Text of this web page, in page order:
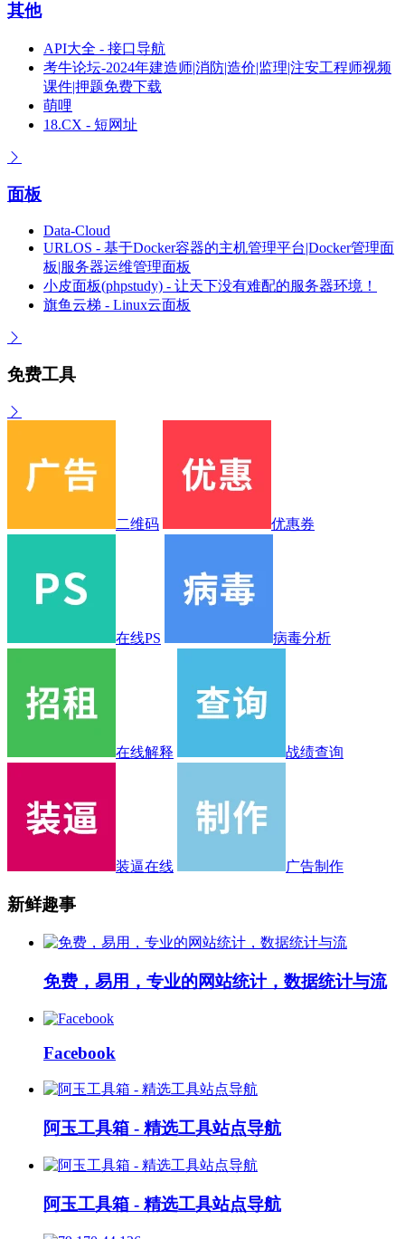
其他
API大全 - 接口导航
考牛论坛-2024年建造师|消防|造价|监理|注安工程师视频
课件|押题免费下载
萌哩
18.CX - 短网址
面板
Data-Cloud
URLOS - 基于Docker容器的主机管理平台|Docker管理面
板|服务器运维管理面板
小皮面板(phpstudy) - 让天下没有难配的服务器环境！
旗鱼云梯 - Linux云面板
免费工具
二维码 优惠券
在线PS 病毒分析
在线解释 战绩查询
装逼在线 广告制作
新鲜趣事
免费，易用，专业的网站统计，数据统计与流
Facebook
阿玉工具箱 - 精选工具站点导航
阿玉工具箱 - 精选工具站点导航